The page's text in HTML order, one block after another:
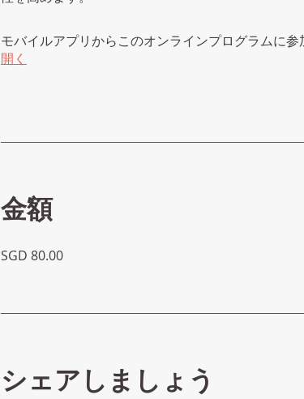
モバイルアプリからこのオンラインプログラムに参
開く
金額
SGD 80.00
シェアしましょう